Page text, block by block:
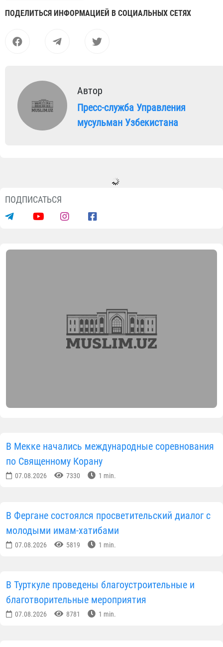
ПОДЕЛИТЬСЯ ИНФОРМАЦИЕЙ В СОЦИАЛЬНЫХ СЕТЯХ
Автор
Пресс-служба Управления
мусульман Узбекистана
ПОДПИСАТЬСЯ
В Мекке начались международные соревнования
по Священному Корану
07.08.2026 7330 1 min.
В Фергане состоялся просветительский диалог с
молодыми имам-хатибами
07.08.2026 5819 1 min.
В Турткуле проведены благоустроительные и
благотворительные мероприятия
07.08.2026 8781 1 min.